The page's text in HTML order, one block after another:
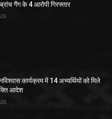
गैंग के 4 आरोपी गिरफ्तार
कार्यक्रम में 14 अभ्यर्थियों को मिले
आदेश